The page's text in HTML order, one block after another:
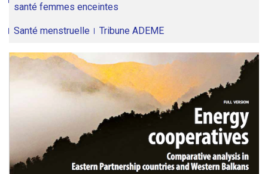
santé femmes enceintes
Santé menstruelle Tribune ADEME